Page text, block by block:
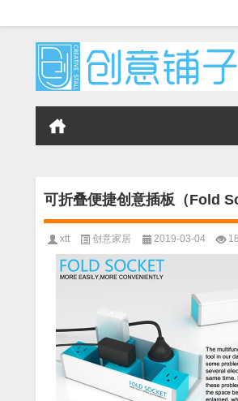
可折叠便捷创意插板（Fold
xtt 创意家居 2019-03-04